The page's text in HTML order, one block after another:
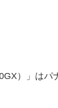
）」はパ